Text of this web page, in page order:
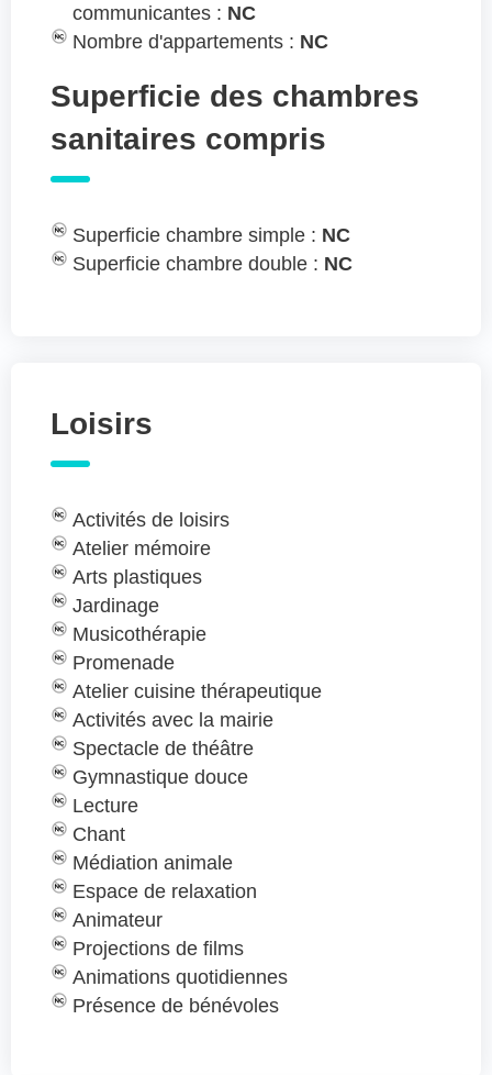
communicantes : NC
Nombre d'appartements : NC
Superficie des chambres
sanitaires compris
Superficie chambre simple : NC
Superficie chambre double : NC
Loisirs
Activités de loisirs
Atelier mémoire
Arts plastiques
Jardinage
Musicothérapie
Promenade
Atelier cuisine thérapeutique
Activités avec la mairie
Spectacle de théâtre
Gymnastique douce
Lecture
Chant
Médiation animale
Espace de relaxation
Animateur
Projections de films
Animations quotidiennes
Présence de bénévoles